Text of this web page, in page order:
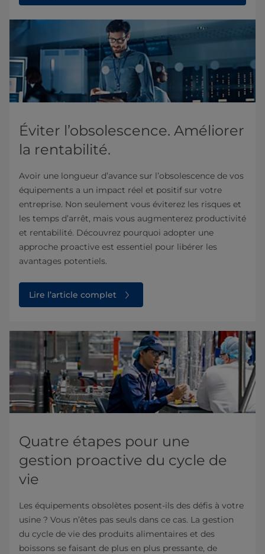
Éviter l’obsolescence. Améliorer
la rentabilité.
Avoir une longueur d’avance sur l’obsolescence de vos
équipements a un impact réel et positif sur votre
entreprise. Non seulement vous éviterez les risques et
les temps d’arrêt, mais vous augmenterez productivité
et rentabilité. Découvrez pourquoi adopter une
approche proactive est essentiel pour libérer les
avantages potentiels.
Lire l’article complet
Quatre étapes pour une
gestion proactive du cycle de
vie
Les équipements obsolètes posent-ils des défis à votre
usine ? Vous n’êtes pas seuls dans ce cas. La gestion
du cycle de vie des produits alimentaires et des
boissons se faisant de plus en plus pressante, de